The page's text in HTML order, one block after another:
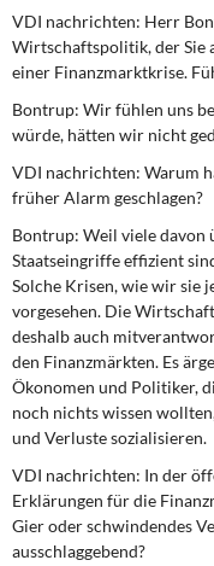
DIE LINKE
Institut
Rosa-Luxemburg-
Über mich
Kontakt
VDI nachrichten: Herr
Wirtschaftspolitik, der Sie
einer Finanzmarktkrise.
Bontrup: Wir fühlen uns
würde, hätten wir nicht
VDI nachrichten: Warum
früher Alarm geschlagen?
Bontrup: Weil viele davon
Staatseingriffe effizient
Solche Krisen, wie wir sie
vorgesehen. Die
deshalb auch
den Finanzmärkten. Es
Ökonomen und Politiker,
noch nichts wissen
und Verluste sozialisieren.
VDI nachrichten: In der
Erklärungen für die
Gier oder schwindendes
ausschlaggebend?